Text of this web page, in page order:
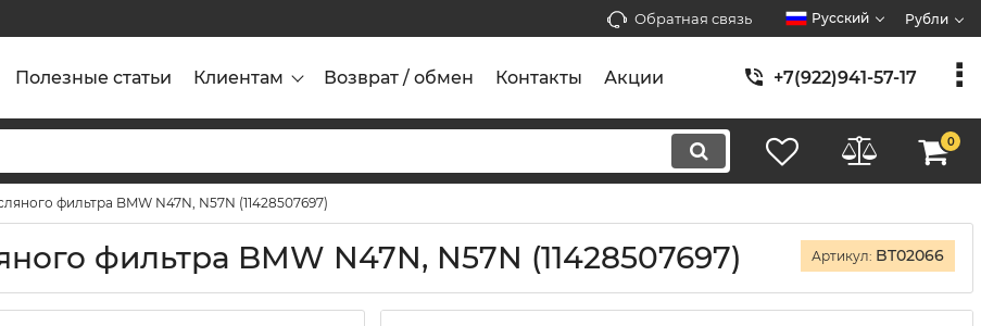
Обратная связь Русский Рубли
Полезные статьи Клиентам Возврат / обмен Контакты Акции +7(922)941-57-17
0
фильтра BMW N47N, N57N (11428507697)
фильтра BMW N47N, N57N (11428507697) Артикул: BT02066